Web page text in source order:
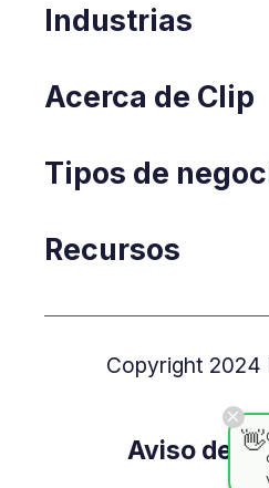
Industrias
Acerca de Clip
Tipos de
Recursos
Copyright 2024
Aviso de 👋